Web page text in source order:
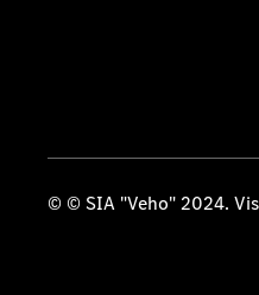
© © SIA "Veho" 2024.